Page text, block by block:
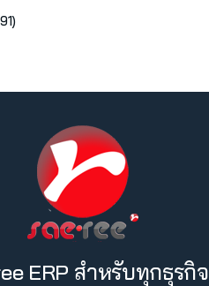
ERP สำหรับทุกธุรกิจ